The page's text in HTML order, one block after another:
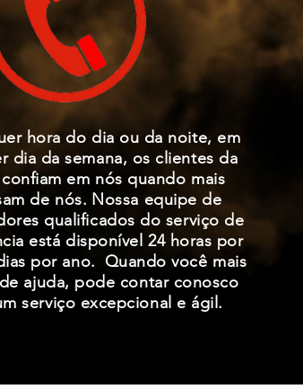
hora do dia ou da noite, em
dia da semana, os clientes da
em nós quando mais
de nós. Nossa equipe de
qualificados do serviço de
está disponível 24 horas por
por ano. Quando você mais
ajuda, pode contar conosco
serviço excepcional e ágil.